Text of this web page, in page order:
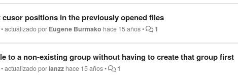
cusor positions in the previously opened files
•actualizado por Eugene Burmako hace 15 años• 1
to a non-existing group without having to create that group first
•actualizado porlanzz hace 15 años• 1